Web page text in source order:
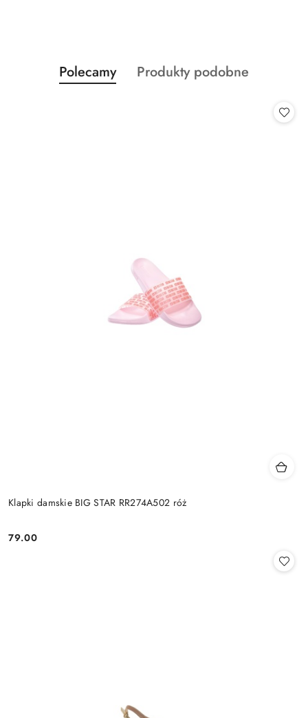
Pomiń karuzelę produktów
Produkty
o
Polecamy
Produkty
Produkty podobne
Klapki damskie BIG STAR RR274A502 róż
Cena:
79.00